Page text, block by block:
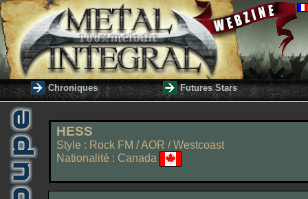
Chroniques Futures Stars
HESS
Style : Rock FM / AOR / Westcoast
Nationalité : Canada